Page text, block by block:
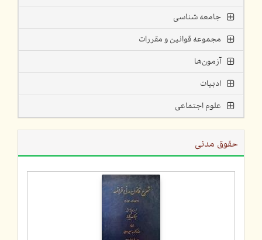
جامعه شناسی
مجموعه قوانین و مقررات
آزمون‌ها
ادبیات
علوم اجتماعی
حقوق مدنی